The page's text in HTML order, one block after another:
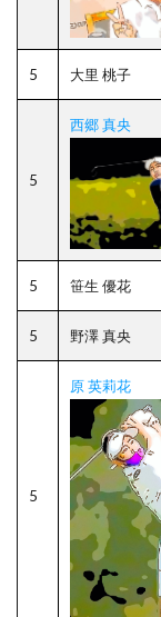
5 大里 桃子
5
西郷 真央
5 笹生 優花
5 野澤 真央
5
原 英莉花